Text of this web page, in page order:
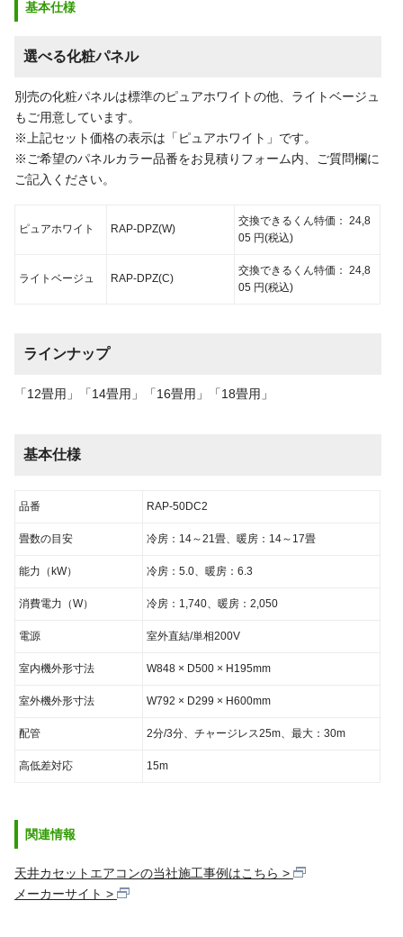
基本仕様
選べる化粧パネル
別売の化粧パネルは標準のピュアホワイトの他、ライトベージュ
もご用意しています。
※上記セット価格の表示は「ピュアホワイト」です。
※ご希望のパネルカラー品番をお見積りフォーム内、ご質問欄に
ご記入ください。
ピュアホワイト RAP-DPZ(W)
交換できるくん特価： 24,8
05 円(税込)
ライトベージュ RAP-DPZ(C)
交換できるくん特価： 24,8
05 円(税込)
ラインナップ
「12畳用」「14畳用」「16畳用」「18畳用」
基本仕様
品番 RAP-50DC2
畳数の目安 冷房：14～21畳、暖房：14～17畳
能力（kW） 冷房：5.0、暖房：6.3
消費電力（W） 冷房：1,740、暖房：2,050
電源 室外直結/単相200V
室内機外形寸法 W848 × D500 × H195mm
室外機外形寸法 W792 × D299 × H600mm
配管 2分/3分、チャージレス25m、最大：30m
高低差対応 15m
関連情報
天井カセットエアコンの当社施工事例はこちら
メーカーサイト